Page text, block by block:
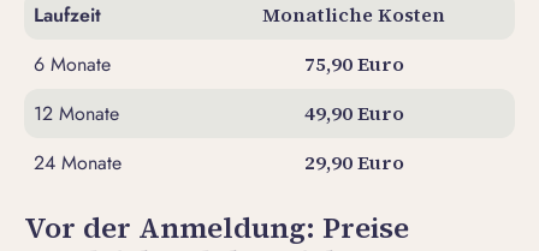
Laufzeit Monatliche Kosten
6 Monate 75,90 Euro
12 Monate 49,90 Euro
24 Monate 29,90 Euro
Vor der Anmeldung: Preise